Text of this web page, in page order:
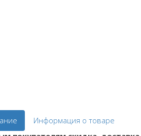
Информация о товаре